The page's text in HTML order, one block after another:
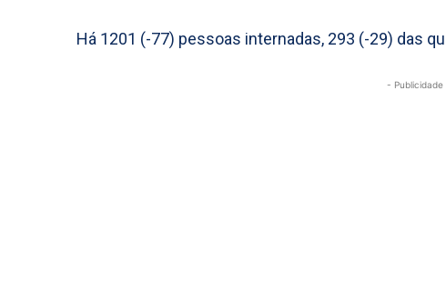
Há 1201 (-77) pessoas internadas, 293 (-29) das
- Publicidade